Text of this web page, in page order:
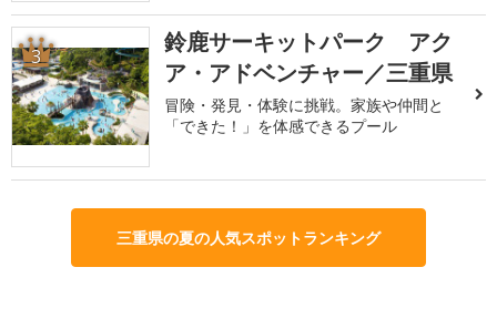
3
鈴鹿サーキットパーク アク
ア・アドベンチャー／三重県
冒険・発見・体験に挑戦。家族や仲間と
「できた！」を体感できるプール
三重県の夏の人気スポットランキング